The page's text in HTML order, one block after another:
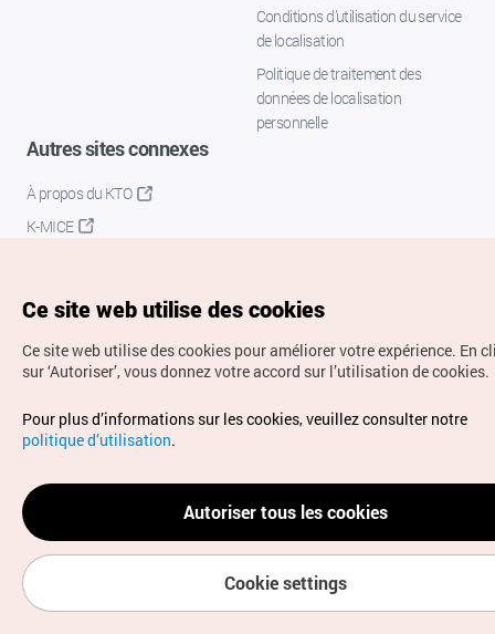
Conditions d’utilisation du service
de localisation
Politique de traitement des
données de localisation
personnelle
Autres sites connexes
À propos du KTO
K-MICE
Droits d’auteur (c) Office National du Tourisme en Corée.
Tous droits réservés.
Pour les rapports d'erreurs et demandes de renseignements,
adressez vos demandes à
info.ontc@gmail.com
Ce site web utilise des cookies
Ce site web utilise des cookies pour améliorer votre expérience. En
sur ‘Autoriser’, vous donnez votre accord sur l’utilisation de cookies.
Pour plus d’informations sur les cookies, veuillez consulter notre
politique d’utilisation.
Autoriser tous les cookies
Cookie settings